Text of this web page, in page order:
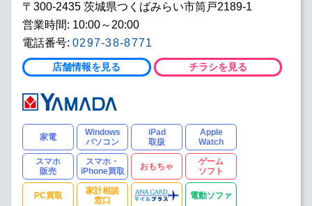
〒300-2435 茨城県つくばみらい市筒戸2189-1
営業時間: 10:00～20:00
電話番号: 0297-38-8771
店舗情報を見る チラシを見る
家電
Windows
パソコン
iPad
取扱
Apple
Watch
スマホ
販売
スマホ・
iPhone買取
おもちゃ
ゲーム
ソフト
PC買取
家計相談
窓口
電動ソファ